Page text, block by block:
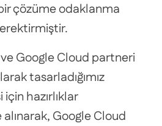
çözüme odaklanma
Google Cloud partneri
tasarladığımız
hazırlıklar
Google Cloud